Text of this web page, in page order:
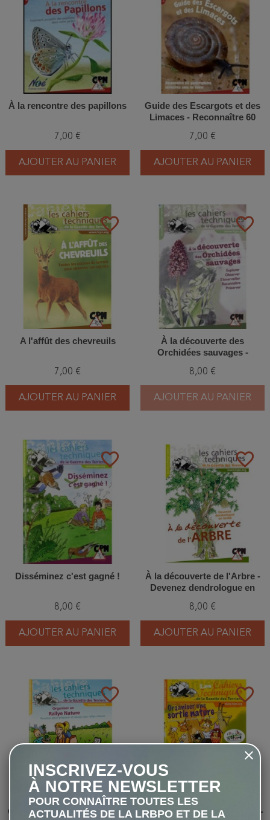
À la rencontre des papillons
7,00 €
AJOUTER AU PANIER
Guide des Escargots et des
Limaces - Reconnaître 60
terrestres sans en baver
7,00 €
AJOUTER AU PANIER
favorite_border
A l'affût des chevreuils
7,00 €
AJOUTER AU PANIER
favorite_border
À la découverte des
Orchidées sauvages -
s'émerveiller, reconnaître,
préserver
8,00 €
AJOUTER AU PANIER
favorite_border
Disséminez c'est gagné !
8,00 €
AJOUTER AU PANIER
favorite_border
À la découverte de l'Arbre -
Devenez dendrologue en
8,00 €
AJOUTER AU PANIER
favorite_border
Organiser un Rallye Nature -
favorite_border
Organiser une sortie nature -
INSCRIVEZ-VOUS
À NOTRE NEWSLETTER
POUR CONNAÎTRE TOUTES LES
ACTUALITÉS DE LA LRBPO ET DE LA